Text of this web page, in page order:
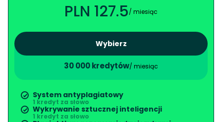
PLN 127.5/ miesiąc
Wybierz
30 000 kredytów/ miesiąc
System antyplagiatowy
1 kredyt za słowo
Wykrywanie sztucznej inteligencji
1 kredyt za słowo